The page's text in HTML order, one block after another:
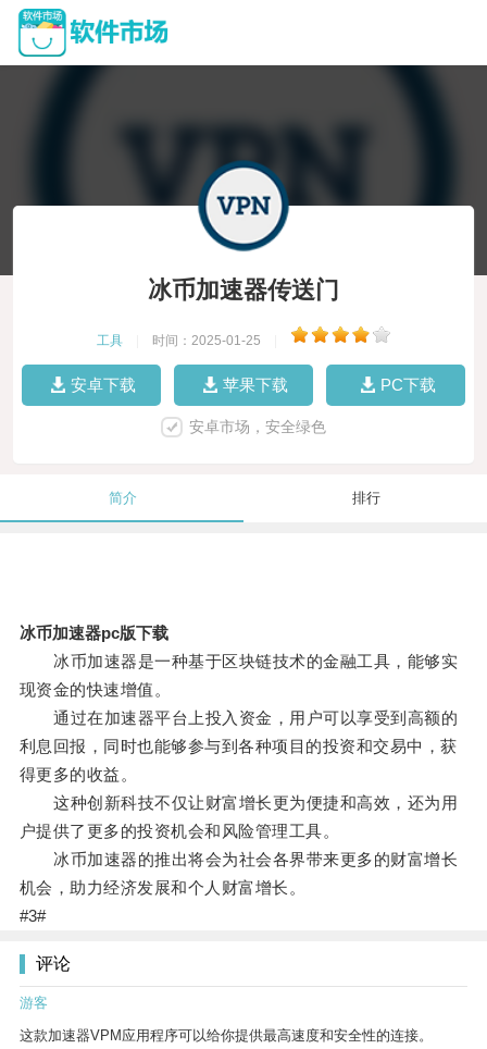
冰币加速器传送门
工具 时间：2025-01-25
安卓下载 苹果下载 PC下载
安卓市场，安全绿色
简介 排行
冰币加速器pc版下载
冰币加速器是一种基于区块链技术的金融工具，能够实
现资金的快速增值。
通过在加速器平台上投入资金，用户可以享受到高额的
利息回报，同时也能够参与到各种项目的投资和交易中，获
得更多的收益。
这种创新科技不仅让财富增长更为便捷和高效，还为用
户提供了更多的投资机会和风险管理工具。
冰币加速器的推出将会为社会各界带来更多的财富增长
机会，助力经济发展和个人财富增长。
#3#
评论
游客
这款加速器VPM应用程序可以给你提供最高速度和安全性的连接。